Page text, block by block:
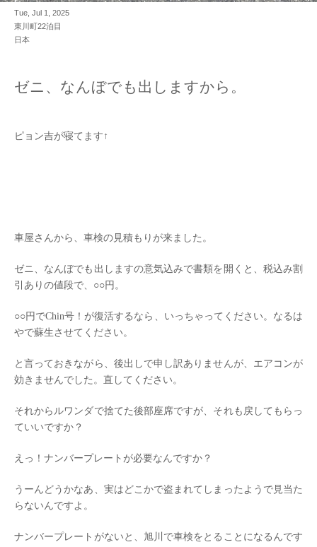
Tue, Jul 1, 2025
東川町22泊目
日本
ゼニ、なんぼでも出しますから。
ピョン吉が寝てます↑
車屋さんから、車検の見積もりが来ました。
ゼニ、なんぼでも出しますの意気込みで書類を開くと、税込み割
引ありの値段で、○○円。
○○円でChin号！が復活するなら、いっちゃってください。なるは
やで蘇生させてください。
と言っておきながら、後出しで申し訳ありませんが、エアコンが
効きませんでした。直してください。
それからルワンダで捨てた後部座席ですが、それも戻してもらっ
ていいですか？
えっ！ナンバープレートが必要なんですか？
うーんどうかなあ、実はどこかで盗まれてしまったようで見当た
らないんですよ。
ナンバープレートがないと、旭川で車検をとることになるんです